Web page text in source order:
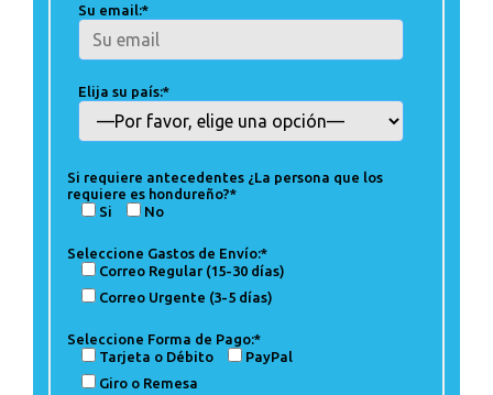
Su email:*
Elija su país:*
Si requiere antecedentes ¿La persona que los
requiere es hondureño?*
Si
No
Seleccione Gastos de Envío:*
Correo Regular (15-30 días)
Correo Urgente (3-5 días)
Seleccione Forma de Pago:*
Tarjeta o Débito
PayPal
Giro o Remesa